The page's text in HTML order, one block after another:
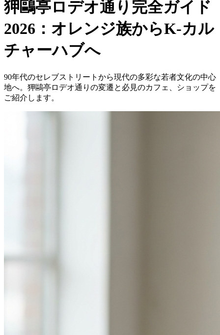
狎鷗亭ロデオ通り完全ガイド
2026：オレンジ族からK-カル
チャーハブへ
90年代のセレブストリートから現代の多彩な若者文化の中心
地へ。狎鷗亭ロデオ通りの変遷と必見のカフェ、ショップを
ご紹介します。